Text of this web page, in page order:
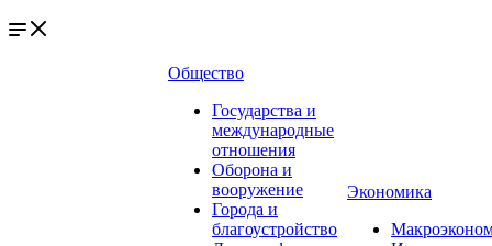
Общество
Государства и
международные
отношения
Оборона и
вооружение
Города и
благоустройство
Экономика